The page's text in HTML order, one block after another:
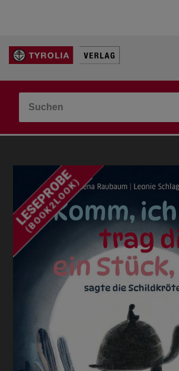
LEBEN & GLAUBE
KINDER- & JUGENDBUCH
VERLAG
IDEEN & BEGLEITMATERIAL